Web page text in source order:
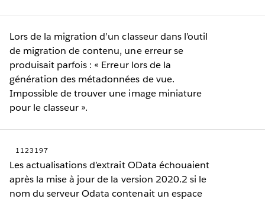
Lors de la migration d’un classeur dans l’outil
de migration de contenu, une erreur se
produisait parfois : « Erreur lors de la
génération des métadonnées de vue.
Impossible de trouver une image miniature
pour le classeur ».
1123197
Les actualisations d’extrait OData échouaient
après la mise à jour de la version 2020.2 si le
nom du serveur Odata contenait un espace